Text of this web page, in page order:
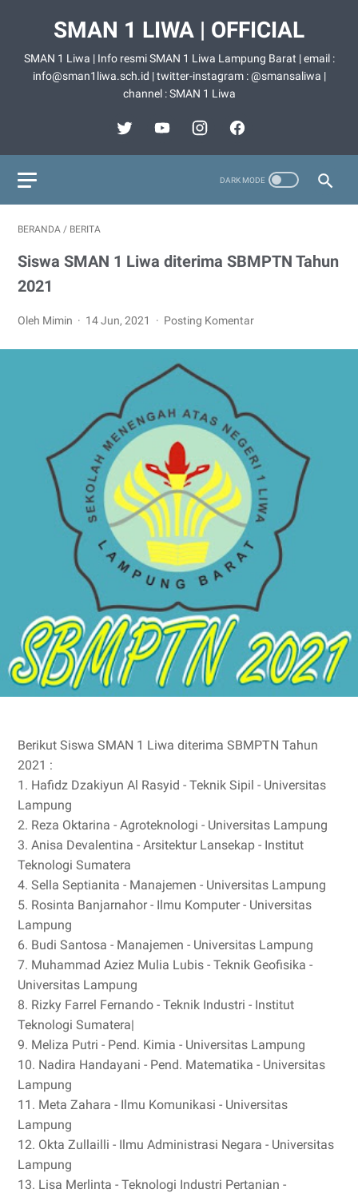
SMAN 1 LIWA | OFFICIAL
SMAN 1 Liwa | Info resmi SMAN 1 Liwa Lampung Barat | email :
info@sman1liwa.sch.id | twitter-instagram : @smansaliwa |
channel : SMAN 1 Liwa
BERANDA / BERITA
Siswa SMAN 1 Liwa diterima SBMPTN Tahun
2021
Oleh Mimin 14 Jun, 2021 Posting Komentar
Berikut Siswa SMAN 1 Liwa diterima SBMPTN Tahun
2021 :
1. Hafidz Dzakiyun Al Rasyid - Teknik Sipil - Universitas
Lampung
2. Reza Oktarina - Agroteknologi - Universitas Lampung
3. Anisa Devalentina - Arsitektur Lansekap - Institut
Teknologi Sumatera
4. Sella Septianita - Manajemen - Universitas Lampung
5. Rosinta Banjarnahor - Ilmu Komputer - Universitas
Lampung
6. Budi Santosa - Manajemen - Universitas Lampung
7. Muhammad Aziez Mulia Lubis - Teknik Geofisika -
Universitas Lampung
8. Rizky Farrel Fernando - Teknik Industri - Institut
Teknologi Sumatera|
9. Meliza Putri - Pend. Kimia - Universitas Lampung
10. Nadira Handayani - Pend. Matematika - Universitas
Lampung
11. Meta Zahara - Ilmu Komunikasi - Universitas
Lampung
12. Okta Zullailli - Ilmu Administrasi Negara - Universitas
Lampung
13. Lisa Merlinta - Teknologi Industri Pertanian -